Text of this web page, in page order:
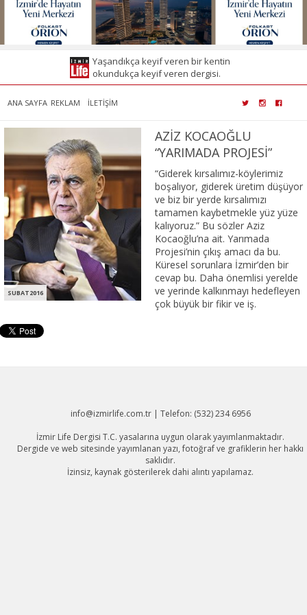
Yaşandıkça keyif veren bir kentin
okundukça keyif veren dergisi.
ANA SAYFA REKLAM İLETİŞİM
SUBAT2016
AZİZ KOCAOĞLU
“YARIMADA PROJESİ”
“Giderek kırsalımız-köylerimiz
boşalıyor, giderek üretim düşüyor
ve biz bir yerde kırsalımızı
tamamen kaybetmekle yüz yüze
kalıyoruz.” Bu sözler Aziz
Kocaoğlu’na ait. Yarımada
Projesi’nin çıkış amacı da bu.
Küresel sorunlara İzmir’den bir
cevap bu. Daha önemlisi yerelde
ve yerinde kalkınmayı hedefleyen
çok büyük bir fikir ve iş.
info@izmirlife.com.tr | Telefon: (532) 234 6956
İzmir Life Dergisi T.C. yasalarına uygun olarak yayımlanmaktadır.
Dergide ve web sitesinde yayımlanan yazı, fotoğraf ve grafiklerin her hakkı
saklıdır.
İzinsiz, kaynak gösterilerek dahi alıntı yapılamaz.